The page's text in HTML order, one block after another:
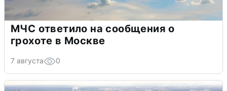
МЧС ответило на сообщения о
грохоте в Москве
7 августа 0